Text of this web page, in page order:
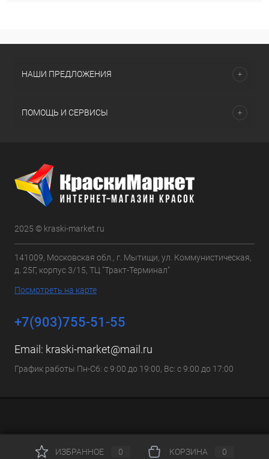
НАШИ ПРЕДЛОЖЕНИЯ
ПОМОЩЬ И СЕРВИСЫ
2025 © kraski-market.ru
141009, Московская обл., г. Мытищи, ул. Коммунистическая,
д. 25Г, корпус 3/15, ТЦ "Тракт-Терминал"
Посмотреть на карте
+7(903)755-51-55
Email: kraski-market@mail.ru
График работы Пн-Сб: с 9:00 до 19:00, Вс: с 9:00 до 17:00
ИЗБРАННОЕ 0 КОРЗИНА 0